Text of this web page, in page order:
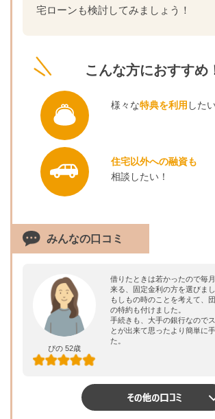
宅ローンも検討してみましょう！
こんな方におすすめ
様々な特典を利用 した
住宅以外への融資も
相談したい！
みんなの口コミ
ぴの 52歳
借りたときは若かったので毎
来る、固定金利の方を選びまし
もしもの時のことを考えて、
の特約も付けました。
手続きも、大手の銀行なので
とが出来て思ったより簡単に
た。